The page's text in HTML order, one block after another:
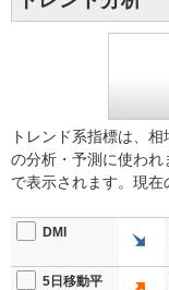
トレンド系指標は、
の分析・予測に使わ
で表示されます。現在
DMI
5日移動平